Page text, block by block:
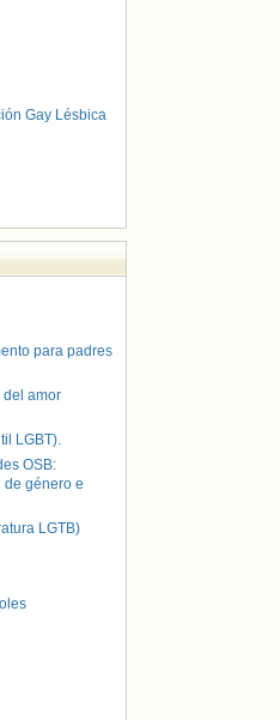
Gay Lésbica
para padres
del amor
LGBT).
OSB:
de género e
LGTB)